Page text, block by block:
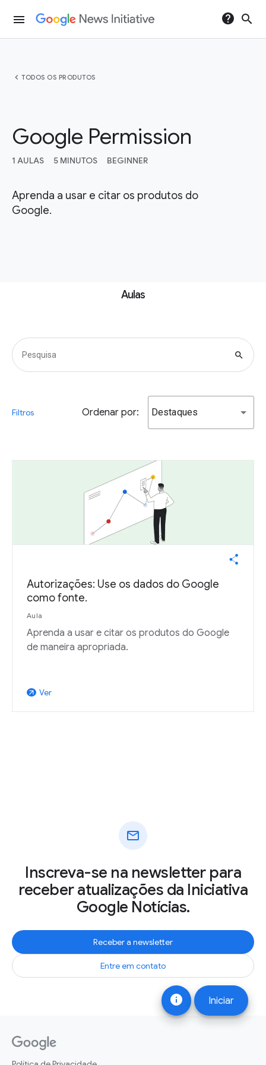
menu help search
info Iniciar
chevron_left TODOS OS PRODUTOS
Google Permission
1 AULAS 5 MINUTOS BEGINNER
Aprenda a usar e citar os produtos do
Google.
Aulas
search
Filtros Ordenar por: Destaques
Autorizações: Use os dados do Google
como fonte.
Aula
Aprenda a usar e citar os produtos do Google
de maneira apropriada.
arrow_outward Ver
mail
Inscreva-se na newsletter para
receber atualizações da Iniciativa
Google Notícias.
Receber a newsletter
Entre em contato